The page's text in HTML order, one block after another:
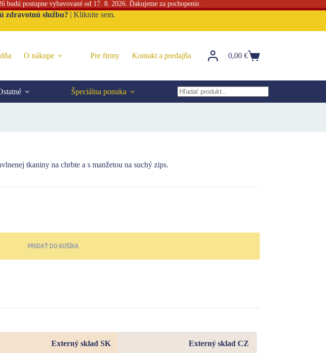
postupne vybavované od 17. 8. 2026. Ďakujeme za pochopenie.
zdravotnú službu? | Kliknite sem.
O nákupe Pre firmy Kontakt a predajňa
Nákupný
0,00 €
Špeciálna ponuka
tkaniny na chrbte a s manžetou na suchý zips.
PRIDAŤ DO KOŠÍKA
Externý sklad SK Externý sklad CZ